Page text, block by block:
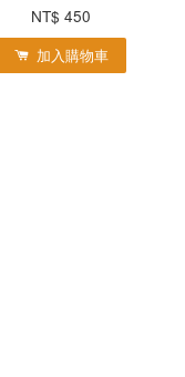
NT$ 450
加入購物車